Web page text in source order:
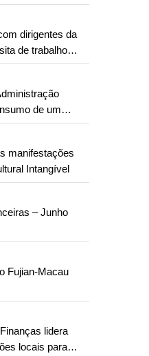
e Macau em
dirigentes da
de trabalho
de um
manifestações
Intangível
– Junho
Fujian-Macau
lidera
locais para